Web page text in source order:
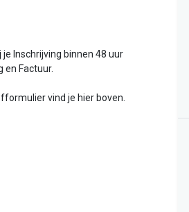
Inschrijving binnen 48 uur
en Factuur.
vind je hier boven.